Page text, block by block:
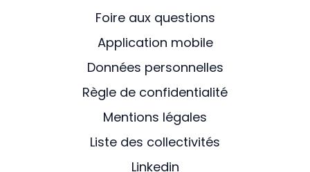
Foire aux questions
Application mobile
Données personnelles
Règle de confidentialité
Mentions légales
Liste des collectivités
Linkedin